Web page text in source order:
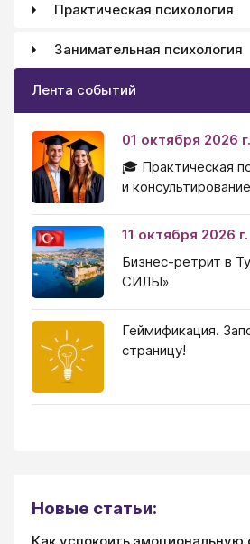
Практическая психология
Занимательная психология
Лента событий
01 октября 2026
🎓 Практическая
и консультирование
11 октября 2026
Бизнес-ретрит в
СИЛЫ»
Геймификация.
страницу!
Новые статьи: